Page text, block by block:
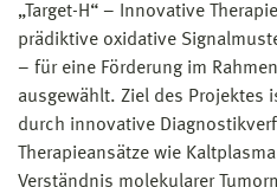
„Target-H“ – Innovative
prädiktive oxidative
– für eine Förderung im
ausgewählt. Ziel des Projektes
durch innovative
Therapieansätze wie
Verständnis molekularer